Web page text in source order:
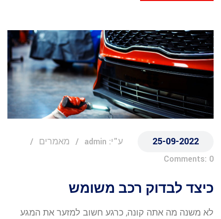
25-09-2022 ע"י: admin
מאמרים
Comments: 0
כיצד לבדוק רכב משומש
לא משנה מה אתה קונה, כרגע חשוב למזער את המגע